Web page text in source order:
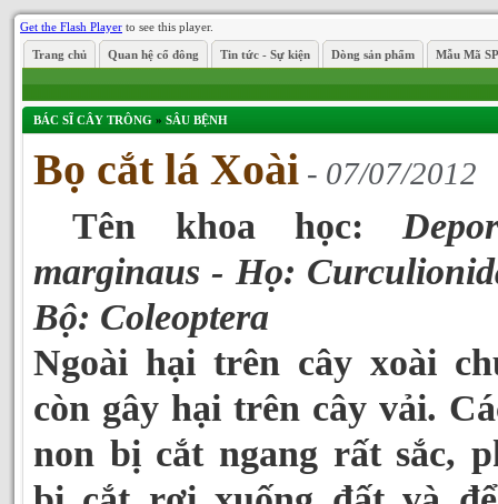
Get the Flash Player to see this player.
Trang chủ Quan hệ cổ đông Tin tức - Sự kiện Dòng sản phẩm Mẫu Mã SP
BÁC SĨ CÂY TRÔNG » SÂU BỆNH
Bọ cắt lá Xoài - 07/07/2012
Tên khoa học:
marginaus - Họ:
Bộ: Coleoptera
Ngoài hại trên cây xoài
còn gây hại trên cây vải.
non bị cắt ngang rất sắc,